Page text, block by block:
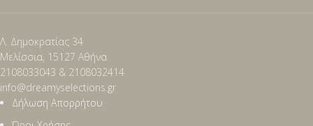
Λ. Δημοκρατίας 34
Μελίσσια, 15127 Αθήνα
2108033043 & 2108032414
info@dreamyselections.gr
Δήλωση Απορρήτου